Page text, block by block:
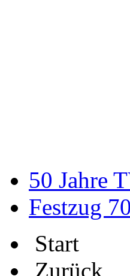
50 Jahre
Festzug
Start
Zurück